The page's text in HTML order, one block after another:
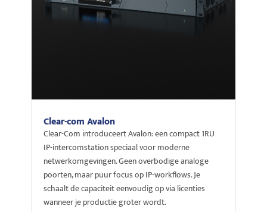
Clear-com Avalon
Clear-Com introduceert Avalon: een compact 1RU
IP-intercomstation speciaal voor moderne
netwerkomgevingen. Geen overbodige analoge
poorten, maar puur focus op IP-workflows. Je
schaalt de capaciteit eenvoudig op via licenties
wanneer je productie groter wordt.